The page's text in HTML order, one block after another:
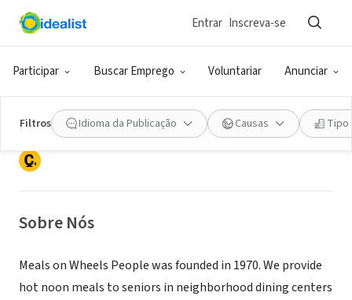
Participar Buscar Emprego Voluntariar Anunciar
Entrar Inscreva-se
Filtros Idioma da Publicação Causas Tipo
Meals on Wheels People, Inc.
Portland, OR|MOWP.org
Sobre Nós
Meals on Wheels People was founded in 1970. We provide
hot noon meals to seniors in neighborhood dining centers